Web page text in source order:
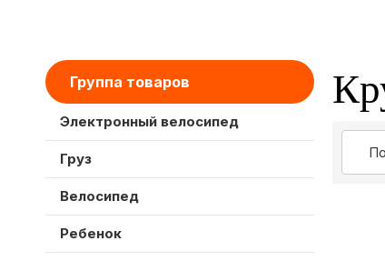
Группа товаров
Электронный велосипед
Груз
Велосипед
Ребенок